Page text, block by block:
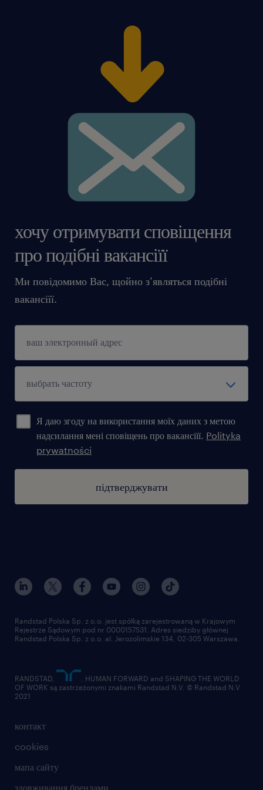
хочу отримувати сповіщення
про подібні вакансіїї
Ми повідомимо Вас, щойно з’являться подібні
вакансіїї.
Я даю згоду на використання моїх даних з метою
надсилання мені сповіщень про вакансіїї. Polityka
prywatności
підтверджувати
контакт
cookies
мапа сайту
зловживання брендами
Randstad Polska Sp. z o.o. jest spółką zarejestrowaną w Krajowym
Rejestrze Sądowym pod nr 0000157531. Adres siedziby głównej
Randstad Polska Sp. z o.o. al. Jerozolimskie 134, 02-305 Warszawa.
RANDSTAD,
, HUMAN FORWARD and SHAPING THE WORLD
OF WORK są zastrzeżonymi znakami Randstad N.V. © Randstad N.V
2021